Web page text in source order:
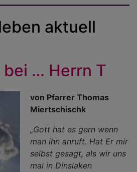
aktuell
bei … Herrn T
von Pfarrer Thomas
Miertschischk
„Gott hat es gern wenn
man ihn anruft. Hat Er mir
selbst gesagt, als wir uns
mal in Dinslaken